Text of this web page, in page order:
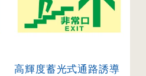
高輝度蓄光式通路誘導